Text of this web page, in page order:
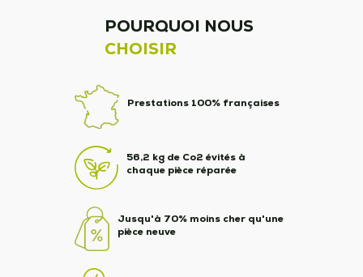
POURQUOI NOUS
CHOISIR
Prestations 100% françaises
56,2 kg de Co2 évités à
chaque pièce réparée
Jusqu'à 70% moins cher qu'une
pièce neuve